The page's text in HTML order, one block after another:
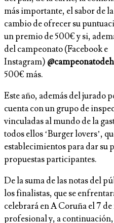
más importante, el sabor de
cambio de ofrecer su
un premio de 500€ y si,
del campeonato (Facebook e
Instagram)
500€ más.
Este año, además del jurado
cuenta con un grupo de
vinculadas al mundo de la
todos ellos ‘Burger lovers’,
establecimientos para dar su
propuestas participantes.
De la suma de las notas del
los finalistas, que se
celebrará en A Coruña el 7
profesional y, a